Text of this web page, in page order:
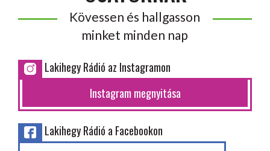
Kövessen és hallgasson
minket minden nap
Lakihegy Rádió az Instagramon
Instagram megnyitása
Lakihegy Rádió a Facebookon